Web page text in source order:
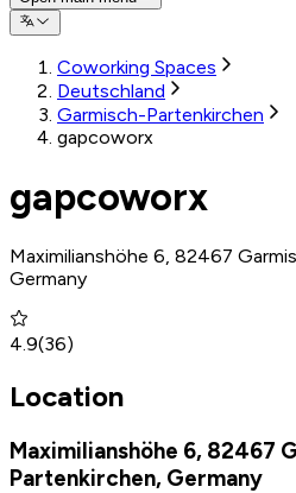
Coworking Spaces
Deutschland
Garmisch-Partenkirchen
gapcoworx
gapcoworx
Maximilianshöhe 6, 82467
Germany
4.9(36)
Location
Maximilianshöhe 6, 82467
Partenkirchen, Germany